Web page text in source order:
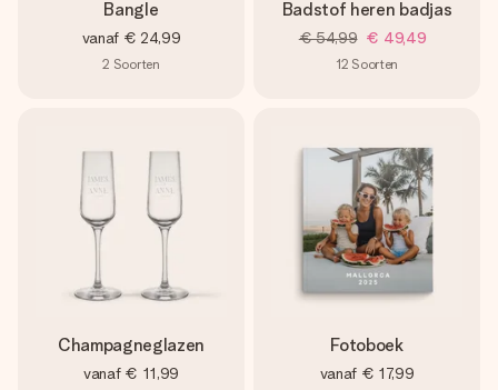
Bangle
vanaf € 24,99
2 Soorten
Badstof heren badjas
€ 54,99 € 49,49
12 Soorten
Champagneglazen
vanaf € 11,99
Fotoboek
vanaf € 17,99